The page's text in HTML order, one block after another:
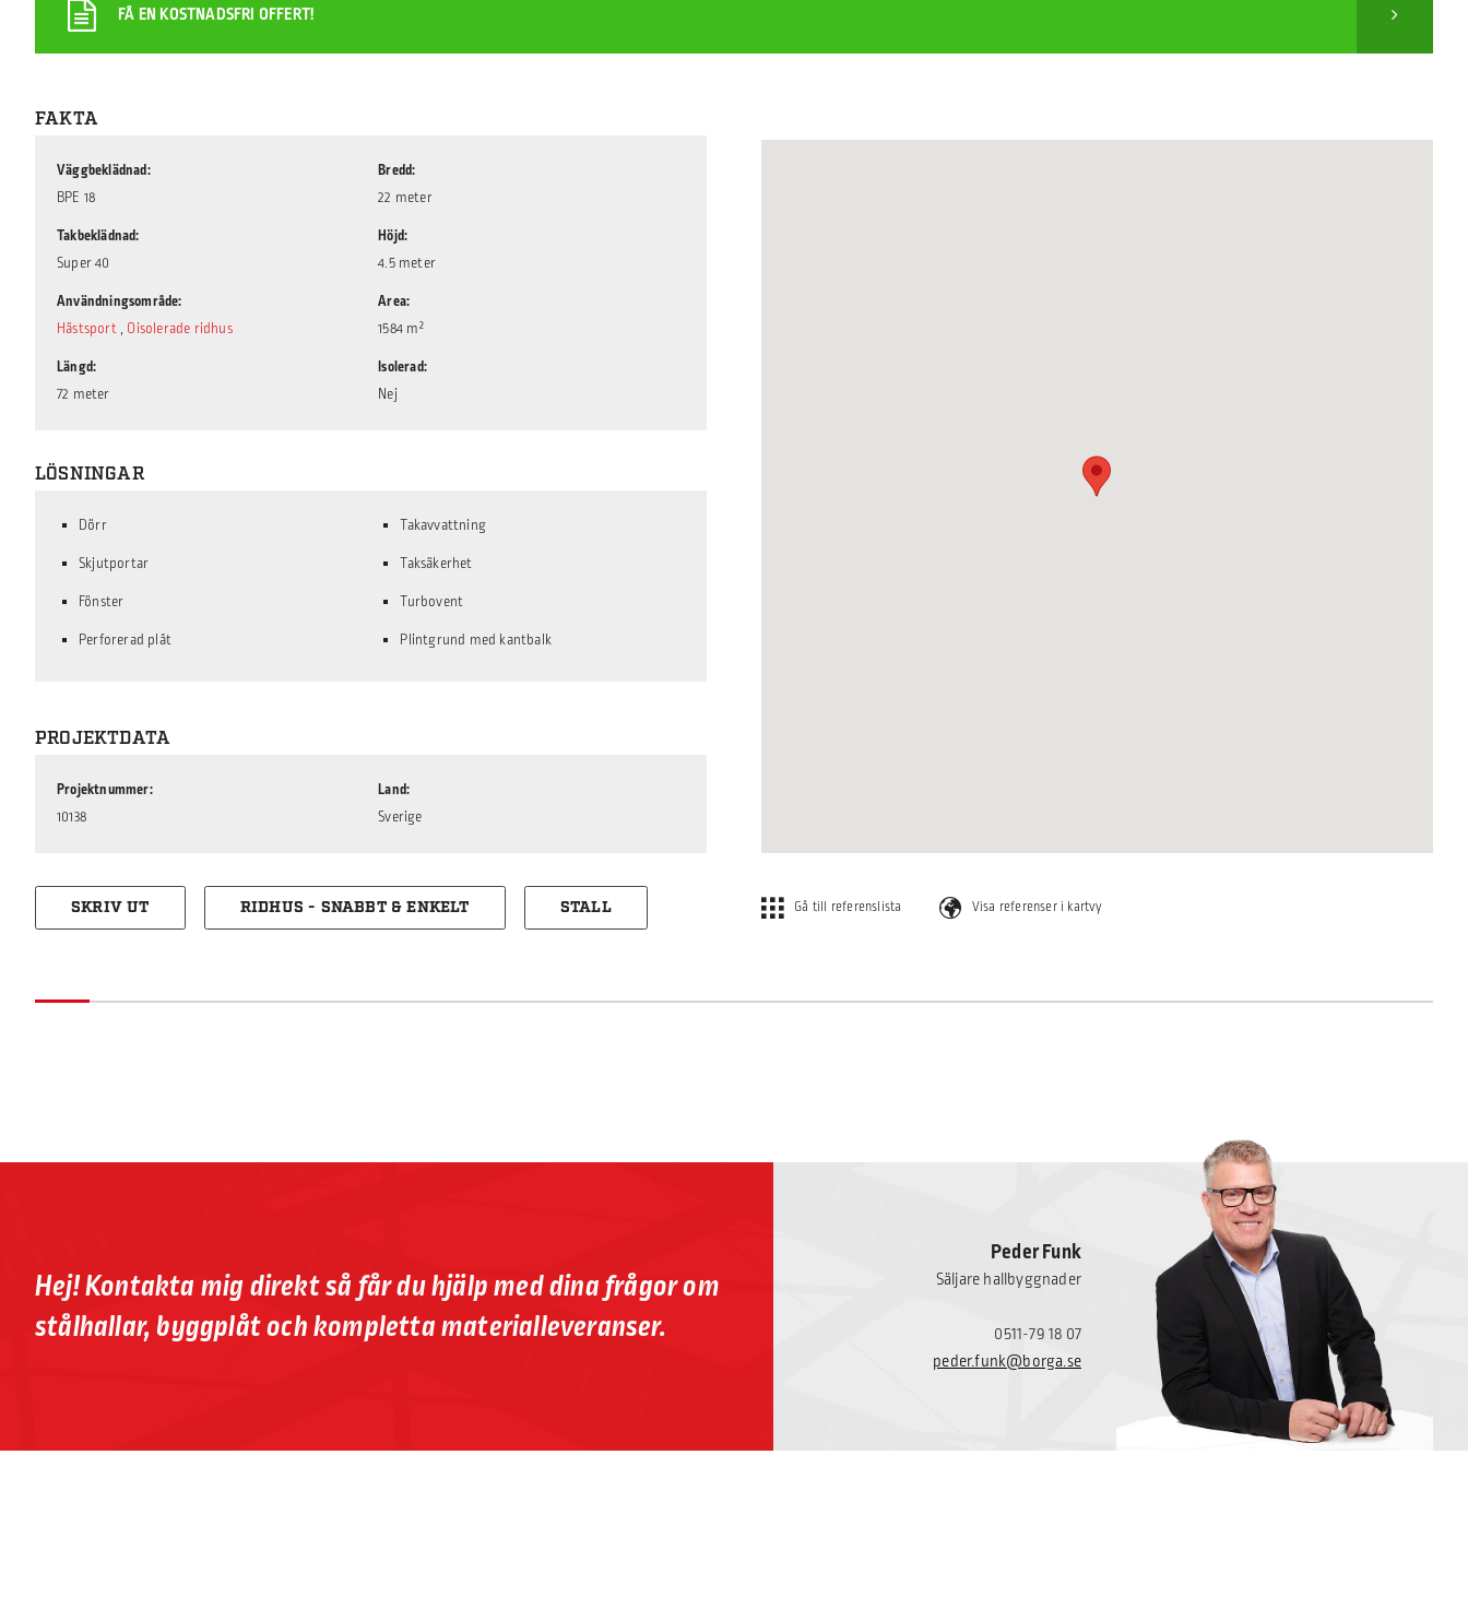
FÅ EN KOSTNADSFRI OFFERT!
FAKTA
Väggbeklädnad
BPE 18
Takbeklädnad
Super 40
Användningsområde
Hästsport , Oisolerade ridhus
Längd
72 meter
Bredd
22 meter
Höjd
4.5 meter
Area
1584 m²
Isolerad
Nej
LÖSNINGAR
Dörr
Skjutportar
Fönster
Perforerad plåt
Takavvattning
Taksäkerhet
Turbovent
Plintgrund med kantbalk
PROJEKTDATA
Projektnummer
10138
Land
Sverige
SKRIV UT RIDHUS - SNABBT & ENKELT STALL Gå till referenslista Visa referenser i kartvy
Peder Funk
Säljare hallbyggnader
0511-79 18 07
peder.funk@borga.se
Hej! Kontakta mig direkt så får du hjälp med dina frågor om
stålhallar, byggplåt och kompletta materialleveranser.